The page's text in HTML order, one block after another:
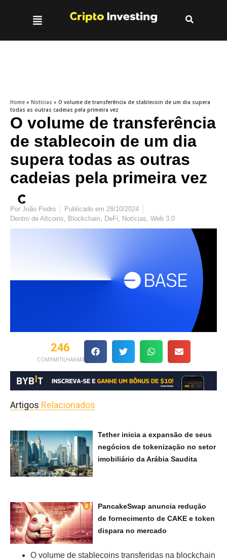
Home » Notícias » O volume de transferência de stablecoin de um dia supera
todas as outras cadeias pela primeira vez
O volume de transferência
de stablecoin de um dia
supera todas as outras
cadeias pela primeira vez
Por João Pedro Publicado em 28/10/2024
Dentro de Altcoins, Blockchain, DeFi, Notícias, Web 3.0
COMPARTILHARAM
246
Artigos Relacionados
Tether inicia a expansão de seus
negócios de tokenização no setor
imobiliário da Arábia Saudita
PancakeSwap anuncia redução
de fornecimento de CAKE e token
dispara no mercado
O volume de stablecoins transferidas na blockchain